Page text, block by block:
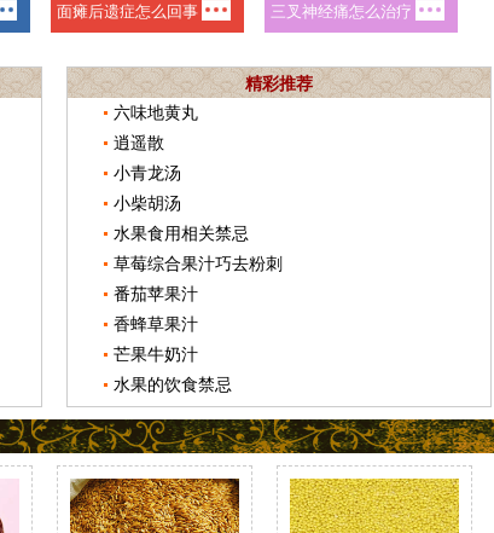
精彩推荐
六味地黄丸
逍遥散
小青龙汤
小柴胡汤
水果食用相关禁忌
草莓综合果汁巧去粉刺
番茄苹果汁
香蜂草果汁
芒果牛奶汁
水果的饮食禁忌